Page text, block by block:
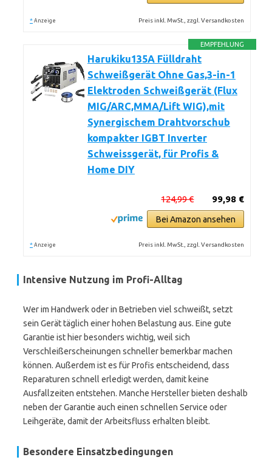
* Anzeige Preis inkl. MwSt., zzgl. Versandkosten
EMPFEHLUNG
Harukiku135A Fülldraht
Schweißgerät Ohne Gas,3-in-1
Elektroden Schweißgerät (Flux
MIG/ARC,MMA/Lift WIG),mit
Synergischem Drahtvorschub
kompakter IGBT Inverter
Schweissgerät, für Profis &
Home DIY
99,98 €
124,99 €
Bei Amazon ansehen
* Anzeige Preis inkl. MwSt., zzgl. Versandkosten
Intensive Nutzung im Profi-Alltag
Wer im Handwerk oder in Betrieben viel schweißt, setzt
sein Gerät täglich einer hohen Belastung aus. Eine gute
Garantie ist hier besonders wichtig, weil sich
Verschleißerscheinungen schneller bemerkbar machen
können. Außerdem ist es für Profis entscheidend, dass
Reparaturen schnell erledigt werden, damit keine
Ausfallzeiten entstehen. Manche Hersteller bieten deshalb
neben der Garantie auch einen schnellen Service oder
Leihgeräte, damit der Arbeitsfluss erhalten bleibt.
Besondere Einsatzbedingungen